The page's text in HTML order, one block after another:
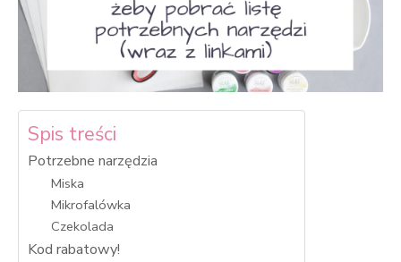
Spis treści
Potrzebne narzędzia
Miska
Mikrofalówka
Czekolada
Kod rabatowy!
tego, jak
strona jest
używana.
Doświadczenie